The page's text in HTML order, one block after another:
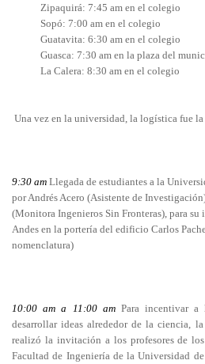
Zipaquirá: 7:45 am en el colegio
Sopó: 7:00 am en el colegio
Guatavita: 6:30 am en el colegio
Guasca: 7:30 am en la plaza del
La Calera: 8:30 am en el colegio
Una vez en la universidad, la logística fue
9:30 am Llegada de estudiantes a la
por Andrés Acero (Asistente de
(Monitora Ingenieros Sin Fronteras), para su
Andes en la portería del edificio Carlos
nomenclatura)
10:00 am a 11:00 amPara incentivar a
desarrollar ideas alrededor de la ciencia,
realizó la invitación a los profesores de
Facultad de Ingeniería de la Universidad